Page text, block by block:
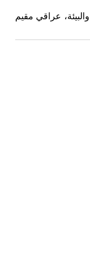
عراقي مقيم